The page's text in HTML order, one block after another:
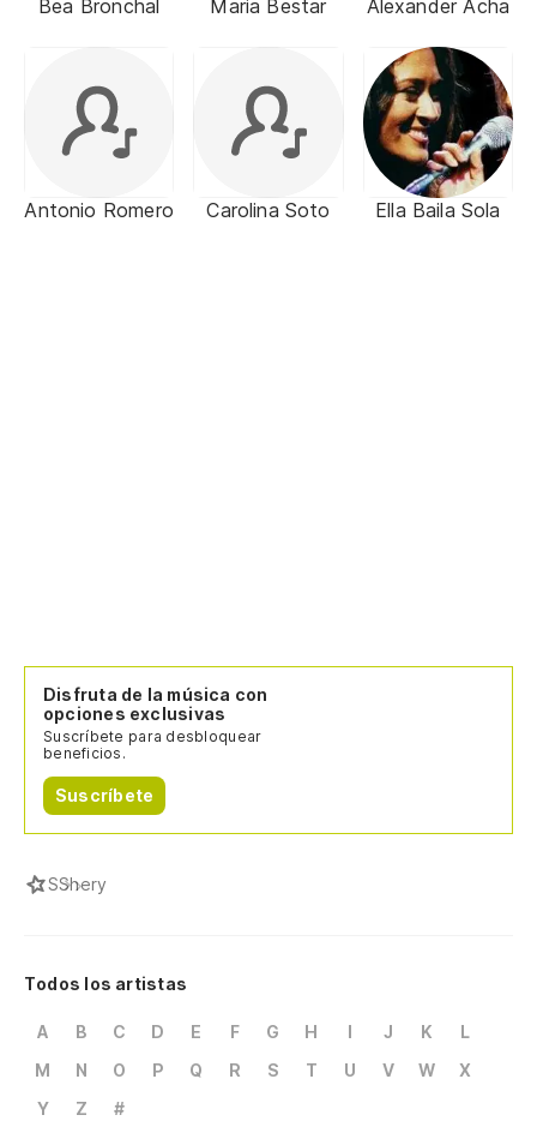
Bea Bronchal Maria Bestar Alexander Acha
Antonio Romero Carolina Soto Ella Baila Sola
Disfruta de la música con
opciones exclusivas
Suscríbete para desbloquear
beneficios.
Suscríbete
SShery
Todos los artistas
A B C D E F G H I J K
L
M
N O P Q R S T U V W
X
Y
Z #